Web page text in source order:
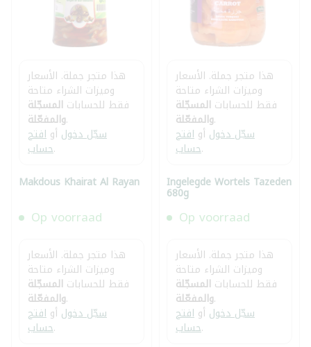
هذا متجر جملة. الأسعار
وميزات الشراء متاحة
فقط للحسابات المسجّلة
والمفعّلة.
سجّل دخول أو افتح
حساب.
Makdous Khairat Al Rayan
Op voorraad
هذا متجر جملة. الأسعار
وميزات الشراء متاحة
فقط للحسابات المسجّلة
والمفعّلة.
سجّل دخول أو افتح
حساب.
هذا متجر جملة. الأسعار
وميزات الشراء متاحة
فقط للحسابات المسجّلة
والمفعّلة.
سجّل دخول أو افتح
حساب.
Ingelegde Wortels Tazeden
680g
Op voorraad
هذا متجر جملة. الأسعار
وميزات الشراء متاحة
فقط للحسابات المسجّلة
والمفعّلة.
سجّل دخول أو افتح
حساب.